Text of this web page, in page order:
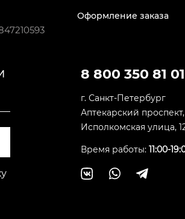
Оформление заказа
8 800 350 81 01
г. Санкт-Петербург
Аптекарский
Исполкомская улица,
Время работы: 11:00-